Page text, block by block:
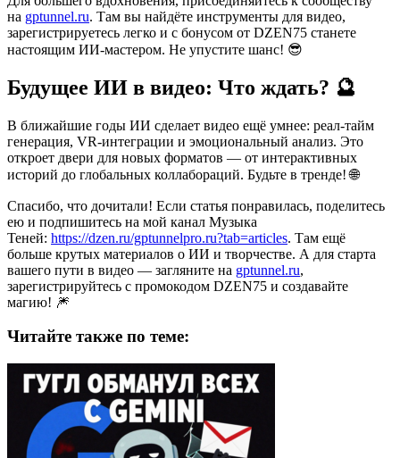
на gptunnel.ru. Там вы найдёте инструменты для видео,
зарегистрируетесь легко и с бонусом от DZEN75 станете
настоящим ИИ-мастером. Не упустите шанс! 😎
Будущее ИИ в видео: Что ждать? 🔮
В ближайшие годы ИИ сделает видео ещё умнее: реал-тайм
генерация, VR-интеграции и эмоциональный анализ. Это
откроет двери для новых форматов — от интерактивных
историй до глобальных коллабораций. Будьте в тренде! 🌐
Спасибо, что дочитали! Если статья понравилась, поделитесь
ею и подпишитесь на мой канал Музыка
Теней: https://dzen.ru/gptunnelpro.ru?tab=articles. Там ещё
больше крутых материалов о ИИ и творчестве. А для старта
вашего пути в видео — загляните на gptunnel.ru,
зарегистрируйтесь с промокодом DZEN75 и создавайте
магию! 🎆
Читайте также по теме: